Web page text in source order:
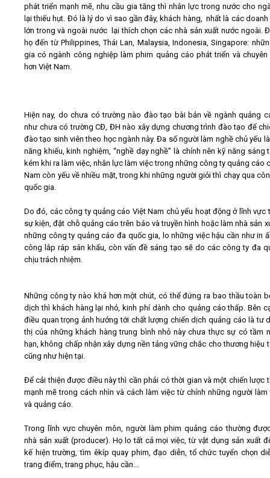
Tìm kiếm
phát triển mạnh mẽ, nhu cầu gia tăng thì nhân lực trong nước cho
lại thiếu hụt. Đó là lý do vì sao gần đây, khách hàng, nhất là các
lớn trong và ngoài nước lại thích chọn các nhà sản xuất nước ngoài.
họ đến từ Philippines, Thái Lan, Malaysia, Indonesia, Singapore:
gia có ngành công nghiệp làm phim quảng cáo phát triển và chuyên
hơn Việt Nam.
Hiện nay, do chưa có trường nào đào tạo bài bản về ngành quảng
như chưa có trường CĐ, ĐH nào xây dựng chương trình đào tạo để
đào tạo sinh viên theo học ngành này. Đa số người làm nghề chủ yếu
năng khiếu, kinh nghiệm, “nghề dạy nghề” là chính nên kỹ năng sáng
kém khi ra làm việc, nhân lực làm việc trong những công ty quảng cáo
Nam còn yếu về nhiều mặt, trong khi những người giỏi thì chạy qua
quốc gia.
Do đó, các công ty quảng cáo Việt Nam chủ yếu hoạt động ở lĩnh vực
sự kiện, đặt chỗ quảng cáo trên báo và truyền hình hoặc làm nhà sản
những công ty quảng cáo đa quốc gia, lo những việc hậu cần như in
công lắp ráp sân khấu, còn vấn đề sáng tạo sẽ do các công ty đa
chịu trách nhiệm.
Những công ty nào khá hơn một chút, có thể đứng ra bao thầu toàn
dịch thì khách hàng lại nhỏ, kinh phí dành cho quảng cáo thấp. Bên
điều quan trọng ảnh hưởng tới chất lượng chiến dịch quảng cáo là tư
thị của những khách hàng trung bình nhỏ này chưa thực sự có tầm
hạn, không chấp nhận xây dựng nền tảng vững chắc cho thương hiệu
cũng như hiện tại.
Để cải thiện được điều này thì cần phải có thời gian và một chiến lược
mạnh mẽ trong cách nhìn và cách làm việc từ chính những người
và quảng cáo.
Trong lĩnh vực chuyên môn, người làm phim quảng cáo thường
nhà sản xuất (producer). Họ lo tất cả mọi việc, từ vật dụng sản xuất
kế hiện trường, tìm êkíp quay phim, đạo diễn, tổ chức tuyển chọn
trang điểm, trang phục, hậu cần...